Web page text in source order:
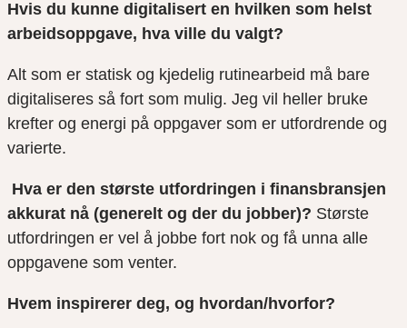
Hvis du kunne digitalisert en hvilken som helst
arbeidsoppgave, hva ville du valgt?
Alt som er statisk og kjedelig rutinearbeid må bare
digitaliseres så fort som mulig. Jeg vil heller bruke
krefter og energi på oppgaver som er utfordrende og
varierte.
Hva er den største utfordringen i finansbransjen
akkurat nå (generelt og der du jobber)? Største
utfordringen er vel å jobbe fort nok og få unna alle
oppgavene som venter.
Hvem inspirerer deg, og hvordan/hvorfor?